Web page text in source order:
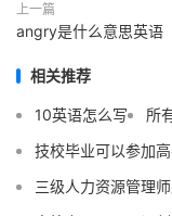
上一篇
angry是什么意思英语
相关推荐
10英语怎么写 所
技校毕业可以参加
三级人力资源管理